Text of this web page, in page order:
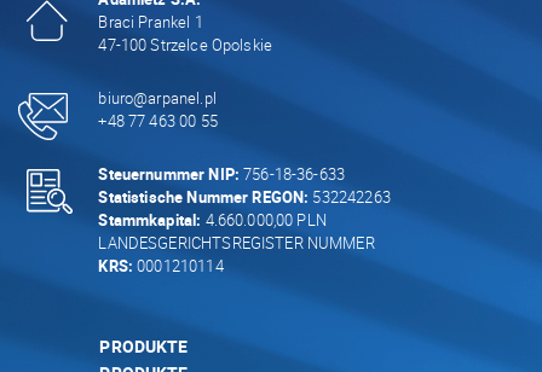
Braci Prankel 1
47-100 Strzelce Opolskie
biuro@arpanel.pl
+48 77 463 00 55
Steuernummer NIP: 756-18-36-633
Statistische Nummer REGON: 532242263
Stammkapital: 4.660.000,00 PLN
LANDESGERICHTSREGISTER NUMMER
KRS: 0001210114
PRODUKTE